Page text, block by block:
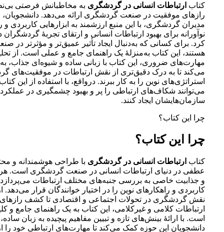
کتاب ارتباطات انسانی در گردشگری به مخاطبانش فرصتی
رازهای موفقیت در صنعت گردشگری ارائه می‌دهد. دانشجویان،
مدیران گردشگری، با این منبع ارزشمند به ابزارهایی کاربردی و
نوآورانه برای بهبود ارتباطات انسانی و ارتقای تجربۀ
کرد. برای کسانی که به‌دنبال ایجاد تأثیر عمیق‌تر و مؤثرتر در
هستند، این کتاب به‌منزلۀ یک راهنمای جامع و عملی است. از
مهارت‌های ضروری، این کتاب با زبانی ساده و شیوه‌ای جذاب،
می‌کند تا به درک دقیق‌تری از نقش ارتباطات در موفقیت‌های
استراتژی‌های نوین را به کار ببرند. درواقع، با استفاده از این
می‌توانند شکاف‌های ارتباطی را پر و بهبود چشمگیری در
سازمان‌هایشان ایجاد کنند.
چرا این کتاب؟
چرا این کتاب؟
کتاب ارتباطات انسانی در گردشگری با طراحی هوشمندانه و
عطفی در دنیای ارتباطات انسانی در صنعت گردشگری است.
و جذابیت خاصی به بررسی جنبه‌های مختلف ارتباطات می‌پردازد
کاربردی و راهکارهای نوین را در اختیار خوانندگان قرار می‌دهد.
نقش گردشگری در تحولات اجتماعی و اقتصادی تا کشف
ارتباطات کلامی و غیرکلامی، این کتاب به یک راهنمای جامع و
است. با ارائۀ بینش‌های تازه و تبیین مفاهیم پیچیده به زبان
دانشجویان این حوزه کمک می‌کند تا مهارت‌های ارتباطی خود را